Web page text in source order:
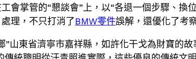
會掌管的“懇談會”上，以“各退一個步驟、
理，不只打消了BMW零件誤解，還優化了考
”山東省濟寧市嘉祥縣，如許化干戈為財寶的